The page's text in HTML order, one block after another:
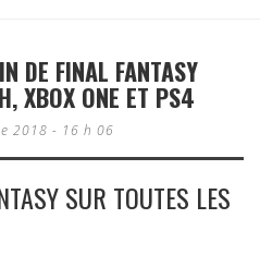
DE FINAL FANTASY
XBOX ONE ET PS4
2018 - 16 h 06
SUR TOUTES LES